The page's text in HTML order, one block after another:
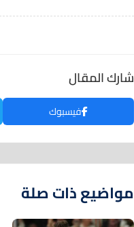
شارك المقال
فيسبوك
مواضيع ذات صلة